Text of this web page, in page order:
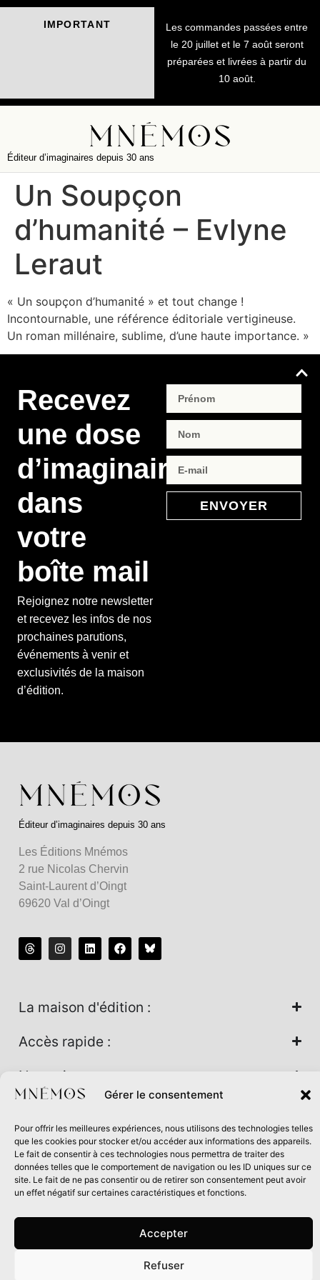
Gérer le consentement
Pour offrir les meilleures expériences, nous utilisons des technologies telles
que les cookies pour stocker et/ou accéder aux informations des appareils.
Le fait de consentir à ces technologies nous permettra de traiter des
données telles que le comportement de navigation ou les ID uniques sur ce
site. Le fait de ne pas consentir ou de retirer son consentement peut avoir
un effet négatif sur certaines caractéristiques et fonctions.
Accepter
Refuser
IMPORTANT
Les commandes passées entre
le 20 juillet et le 7 août seront
préparées et livrées à partir du
10 août.
Éditeur d’imaginaires depuis 30 ans
Un Soupçon
d’humanité – Evlyne
Leraut
« Un soupçon d’humanité » et tout change !
Incontournable, une référence éditoriale vertigineuse.
Un roman millénaire, sublime, d’une haute importance. »
Recevez
une dose
d’imaginaire
dans
votre
boîte mail
Rejoignez notre newsletter
et recevez les infos de nos
prochaines parutions,
événements à venir et
exclusivités de la maison
d’édition.
ENVOYER
Éditeur d’imaginaires depuis 30 ans
Les Éditions Mnémos
2 rue Nicolas Chervin
Saint-Laurent d’Oingt
69620 Val d’Oingt
La maison d'édition :
Accès rapide :
Nos univers :
Maison d’édition soutenue par la DRAC Auvergne-Rhône-
Alpes et la Région Auvergne-Rhône-Alpes dans le cadre du
Contrat de filière Livre 2024